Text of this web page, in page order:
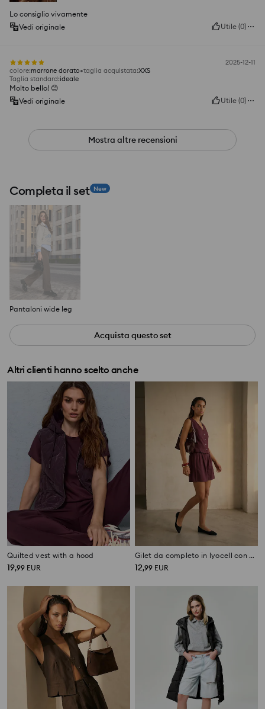
Lo consiglio vivamente
Vedi originale
Utile (0)
2025-12-11
colore:marrone dorato taglia acquistata:XXS
Taglia standard:ideale
Molto bello! 😊
Vedi originale
Utile (0)
Mostra altre recensioni
Completa il set New
Pantaloni wide leg
Acquista questo set
Altri clienti hanno scelto anche
Quilted vest with a hood
19,99 EUR
Gilet da completo in lyocell con miscela di lino
12,99 EUR